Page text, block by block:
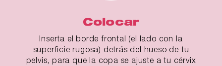
Colocar
Inserta el borde frontal (el lado con la
superficie rugosa) detrás del hueso de tu
pelvis, para que la copa se ajuste a tu cérvix